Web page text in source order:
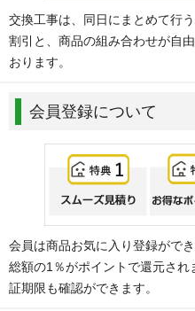
交換工事は、同日にまとめて行
割引と、商品の組み合わせが自
おります。
会員登録について
会員は商品お気に入り登録がで
総額の1％がポイントで還元さ
証期限も確認ができます。